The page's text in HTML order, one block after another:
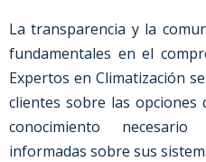
La transparencia y la
fundamentales en el
Expertos en Climatización
clientes sobre las opciones
conocimiento
informadas sobre sus